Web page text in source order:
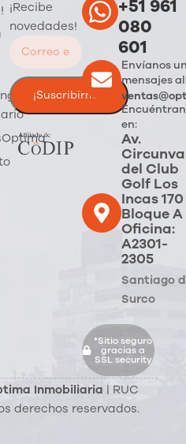
¡Recibe
novedades!
+51 961
080
601
Envíanos
mensajes
en:
Av.
del Club
Golf Los
Incas 170
Bloque A
Oficina:
A2301-
2305
Santiago
Surco
*Sitio seguro
gracias a
SSL security
Inmobiliaria | RUC
derechos reservados.